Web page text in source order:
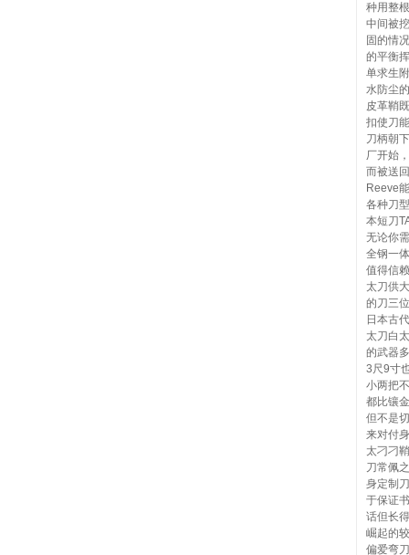
种用整
中间被
固的情
的平衡
单求生
水防尘
皮革鞘
扣使刀
刀柄朝
厂开始
而被送
Reeve
各种刀
本短刀
无论你
全钢一
值得信
太刀供
的刀三
日本古
太刀白
的武器
3尺9寸
小两把
都比镶
但不是
来对付
太刁刁
刀常佩
身定制
于保证
话但长
崛起的
偏爱弯